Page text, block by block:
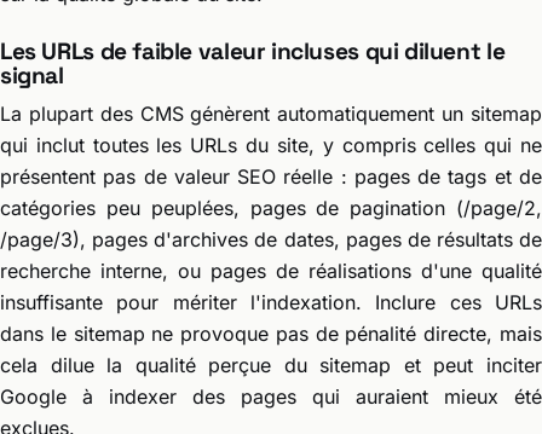
Les URLs de faible valeur incluses qui diluent le
signal
La plupart des CMS génèrent automatiquement un sitemap
qui inclut toutes les URLs du site, y compris celles qui ne
présentent pas de valeur SEO réelle : pages de tags et de
catégories peu peuplées, pages de pagination (/page/2,
/page/3), pages d'archives de dates, pages de résultats de
recherche interne, ou pages de réalisations d'une qualité
insuffisante pour mériter l'indexation. Inclure ces URLs
dans le sitemap ne provoque pas de pénalité directe, mais
cela dilue la qualité perçue du sitemap et peut inciter
Google à indexer des pages qui auraient mieux été
exclues.